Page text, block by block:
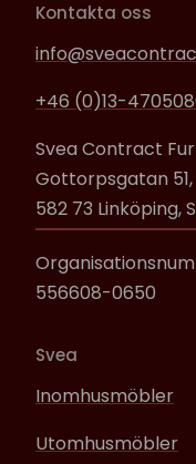
Kontakta oss
+46 (0)13-
Svea Contract
Gottorpsgatan 51,
582 73 Linköping,
556608-0650
Svea
Inomhusmöbler
Utomhusmöbler